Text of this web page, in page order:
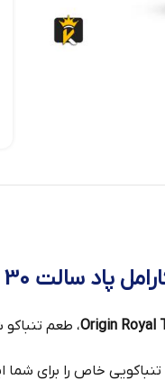
پاد سالت 30 میل
، طعم‌
خاص را برای شما